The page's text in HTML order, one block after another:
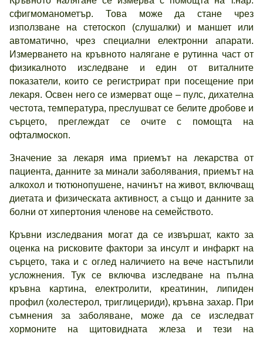
сфигмоманометър. Това може да стане чрез
използване на стетоскоп (слушалки) и маншет или
автоматично, чрез специални електронни апарати.
Измерването на кръвното налягане е рутинна част от
физикалното изследване и един от виталните
показатели, които се регистрират при посещение при
лекаря. Освен него се измерват още – пулс, дихателна
честота, температура, преслушват се белите дробове и
сърцето, преглеждат се очите с помощта на
офталмоскоп.
Значение за лекаря има приемът на лекарства от
пациента, данните за минали заболявания, приемът на
алкохол и тютюнопушене, начинът на живот, включващ
диетата и физическата активност, а също и данните за
болни от хипертония членове на семейството.
Кръвни изследвания могат да се извършат, както за
оценка на рисковите фактори за инсулт и инфаркт на
сърцето, така и с оглед наличието на вече настъпили
усложнения. Тук се включва изследване на пълна
кръвна картина, електролити, креатинин, липиден
профил (холестерол, триглицериди), кръвна захар. При
съмнения за заболяване, може да се изследват
хормоните на щитовидната жлеза и тези на